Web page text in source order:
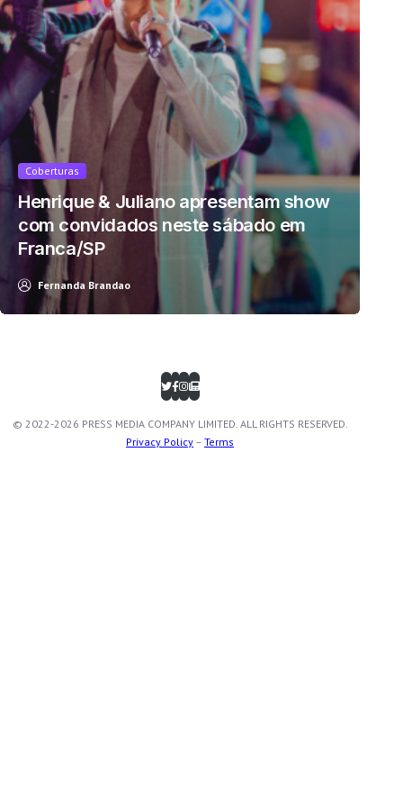
Coberturas
Henrique & Juliano apresentam show
com convidados neste sábado em
Franca/SP
Fernanda Brandao
© 2022-2026 PRESS MEDIA COMPANY LIMITED. ALL RIGHTS RESERVED.
Privacy Policy – Terms